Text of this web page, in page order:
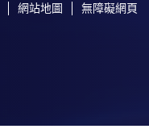
網站地圖 無障礙網頁